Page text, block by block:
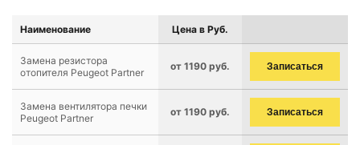
Наименование Цена в Руб.
Замена резистора
отопителя Peugeot Partner
от 1190 руб. Записаться
Замена вентилятора печки
Peugeot Partner
от 1190 руб. Записаться